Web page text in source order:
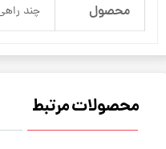
محصول چند
محصولات مرتبط